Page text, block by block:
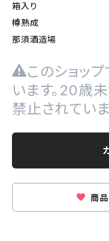
箱入り
樽熟成
那須酒造場
このショッ
います。20歳
禁止されていま
商